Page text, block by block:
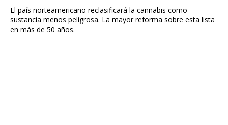
El país norteamericano reclasificará la cannabis como
sustancia menos peligrosa. La mayor reforma sobre esta lista
en más de 50 años.